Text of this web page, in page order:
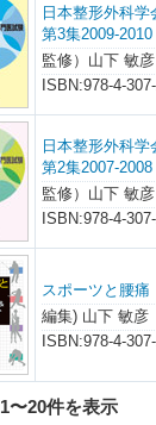
日本整形外科
第3集2009-2010
監修）山下 敏
ISBN:978-4-
日本整形外科
第2集2007-2008
監修）山下 敏
ISBN:978-4-
スポーツと腰痛
編集) 山下 敏彦
ISBN:978-4-
1〜20件を表示